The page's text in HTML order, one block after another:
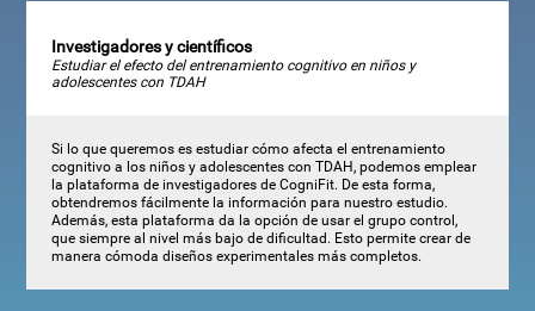
Investigadores y científicos
Estudiar el efecto del entrenamiento cognitivo en niños y
adolescentes con TDAH
Si lo que queremos es estudiar cómo afecta el entrenamiento
cognitivo a los niños y adolescentes con TDAH, podemos emplear
la plataforma de investigadores de CogniFit. De esta forma,
obtendremos fácilmente la información para nuestro estudio.
Además, esta plataforma da la opción de usar el grupo control,
que siempre al nivel más bajo de dificultad. Esto permite crear de
manera cómoda diseños experimentales más completos.